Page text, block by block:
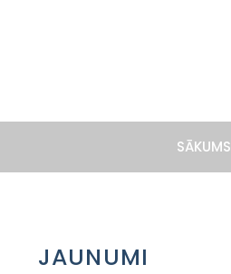
SĀKUMS
JAUNUMI